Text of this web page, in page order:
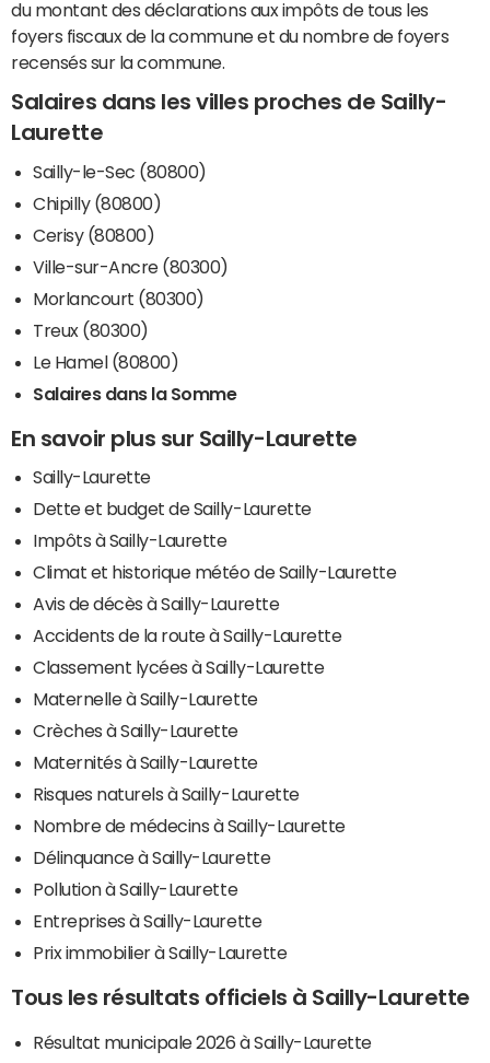
du montant des déclarations aux impôts de tous les
foyers fiscaux de la commune et du nombre de foyers
recensés sur la commune.
Salaires dans les villes proches de Sailly-
Laurette
Sailly-le-Sec (80800)
Chipilly (80800)
Cerisy (80800)
Ville-sur-Ancre (80300)
Morlancourt (80300)
Treux (80300)
Le Hamel (80800)
Salaires dans la Somme
En savoir plus sur Sailly-Laurette
Sailly-Laurette
Dette et budget de Sailly-Laurette
Impôts à Sailly-Laurette
Climat et historique météo de Sailly-Laurette
Avis de décès à Sailly-Laurette
Accidents de la route à Sailly-Laurette
Classement lycées à Sailly-Laurette
Maternelle à Sailly-Laurette
Crèches à Sailly-Laurette
Maternités à Sailly-Laurette
Risques naturels à Sailly-Laurette
Nombre de médecins à Sailly-Laurette
Délinquance à Sailly-Laurette
Pollution à Sailly-Laurette
Entreprises à Sailly-Laurette
Prix immobilier à Sailly-Laurette
Tous les résultats officiels à Sailly-Laurette
Résultat municipale 2026 à Sailly-Laurette